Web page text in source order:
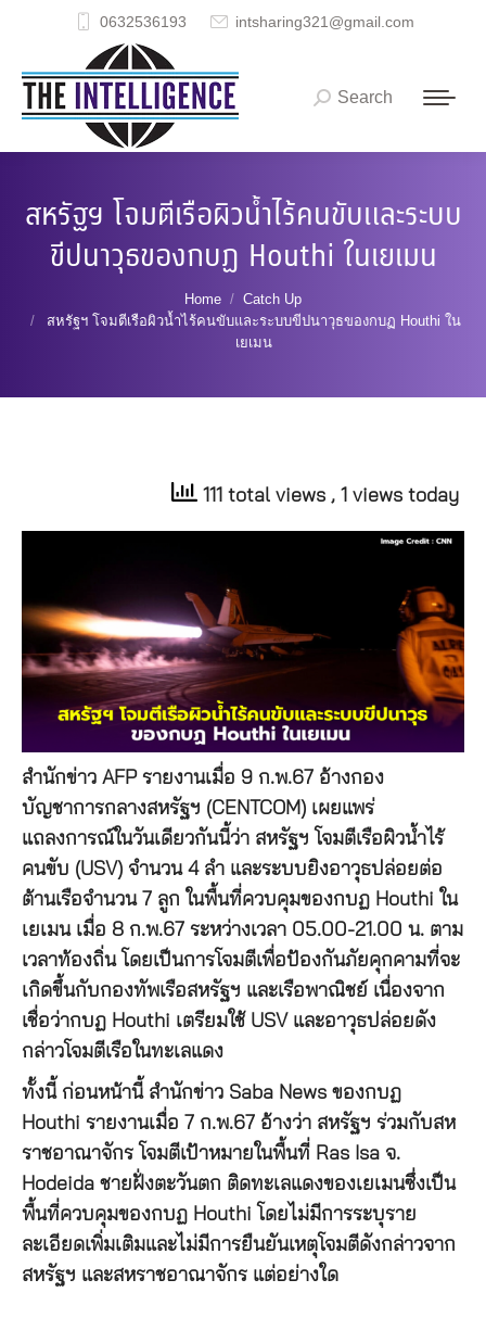
0632536193 intsharing321@gmail.com
Search:
Search
สหรัฐฯ โจมตีเรือผิวน้ำไร้คนขับและระบบ
ขีปนาวุธของกบฏ Houthi ในเยเมน
Home
Catch Up
สหรัฐฯ โจมตีเรือผิวน้ำไร้คนขับและระบบขีปนาวุธของกบฏ Houthi ใน
เยเมน
111 total views , 1 views today
สำนักข่าว AFP รายงานเมื่อ 9 ก.พ.67 อ้างกอง
บัญชาการกลางสหรัฐฯ (CENTCOM) เผยแพร่
แถลงการณ์ในวันเดียวกันนี้ว่า สหรัฐฯ โจมตีเรือผิวน้ำไร้
คนขับ (USV) จำนวน 4 ลำ และระบบยิงอาวุธปล่อยต่อ
ต้านเรือจำนวน 7 ลูก ในพื้นที่ควบคุมของกบฏ Houthi ใน
เยเมน เมื่อ 8 ก.พ.67 ระหว่างเวลา 05.00-21.00 น. ตาม
เวลาท้องถิ่น โดยเป็นการโจมตีเพื่อป้องกันภัยคุกคามที่จะ
เกิดขึ้นกับกองทัพเรือสหรัฐฯ และเรือพาณิชย์ เนื่องจาก
เชื่อว่ากบฏ Houthi เตรียมใช้ USV และอาวุธปล่อยดัง
กล่าวโจมตีเรือในทะเลแดง
ทั้งนี้ ก่อนหน้านี้ สำนักข่าว Saba News ของกบฏ
Houthi รายงานเมื่อ 7 ก.พ.67 อ้างว่า สหรัฐฯ ร่วมกับสห
ราชอาณาจักร โจมตีเป้าหมายในพื้นที่ Ras Isa จ.
Hodeida ชายฝั่งตะวันตก ติดทะเลแดงของเยเมนซึ่งเป็น
พื้นที่ควบคุมของกบฏ Houthi โดยไม่มีการระบุราย
ละเอียดเพิ่มเติมและไม่มีการยืนยันเหตุโจมตีดังกล่าวจาก
สหรัฐฯ และสหราชอาณาจักร แต่อย่างใด